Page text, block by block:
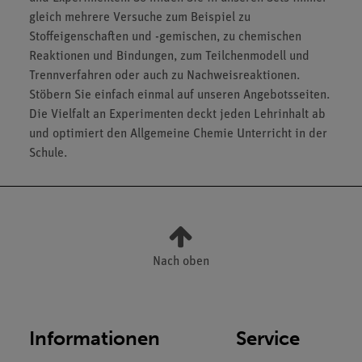
gleich mehrere Versuche zum Beispiel zu
Stoffeigenschaften und -gemischen, zu chemischen
Reaktionen und Bindungen, zum Teilchenmodell und
Trennverfahren oder auch zu Nachweisreaktionen.
Stöbern Sie einfach einmal auf unseren Angebotsseiten.
Die Vielfalt an Experimenten deckt jeden Lehrinhalt ab
und optimiert den Allgemeine Chemie Unterricht in der
Schule.
Nach oben
Informationen Service